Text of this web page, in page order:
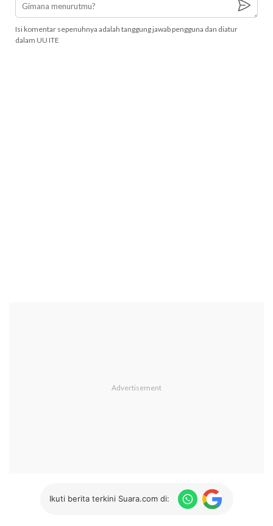
Isi komentar sepenuhnya adalah tanggung jawab pengguna dan diatur
dalam UU ITE
Ikuti berita terkini Suara.com di: